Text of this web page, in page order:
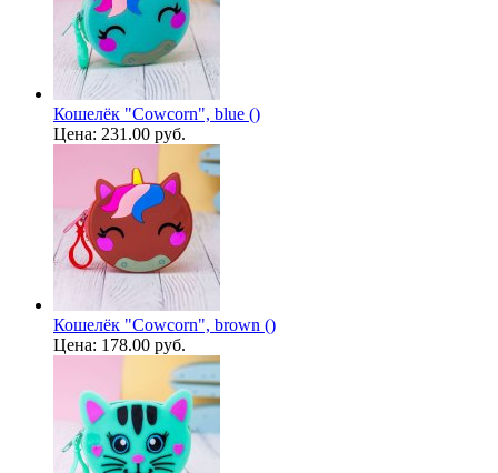
Кошелёк "Cowcorn", blue ()
Цена: 231.00 руб.
Кошелёк "Cowcorn", brown ()
Цена: 178.00 руб.